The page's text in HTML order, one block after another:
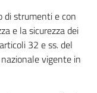
di strumenti e con
e la sicurezza dei
32 e ss. del
vigente in